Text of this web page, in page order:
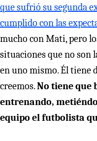
que sufrió su segunda
cumplido con las
mucho con Mati, pero
situaciones que no son
en uno mismo. Él tiene
creemos.No tiene que
entrenando,
equipo el futbolista